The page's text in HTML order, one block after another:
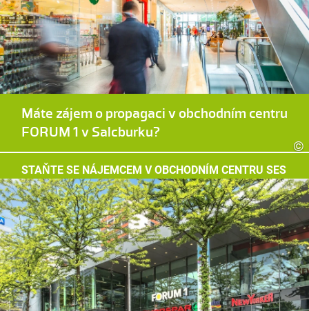
©
Máte zájem o propagaci v obchodním centru
FORUM 1 v Salcburku?
STAŇTE SE NÁJEMCEM V OBCHODNÍM CENTRU SES